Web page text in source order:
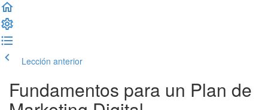
Lección anterior
Fundamentos para un Plan de